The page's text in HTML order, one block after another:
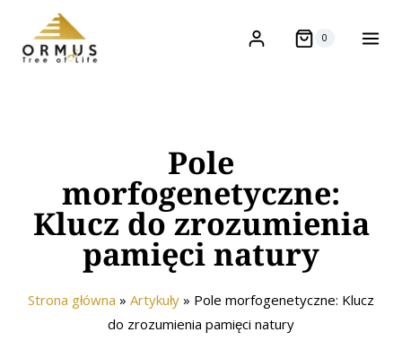
0
Pole
morfogenetyczne:
Klucz do zrozumienia
pamięci natury
Strona główna » Artykuły » Pole morfogenetyczne: Klucz
do zrozumienia pamięci natury